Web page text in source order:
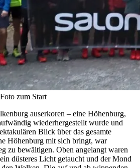
zum Start
auserkoren – eine Höhenburg,
wiederhergestellt wurde und
Blick über das gesamte
Höhenburg mit sich bringt, war
zu bewältigen. Oben angelangt waren
düsteres Licht getaucht und der Mond